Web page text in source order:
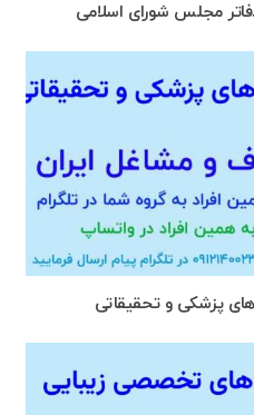
مجلس شورای اسلامی
پزشکی و تحقیقاتی